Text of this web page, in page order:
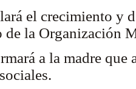
el crecimiento y
de la Organización
a la madre que